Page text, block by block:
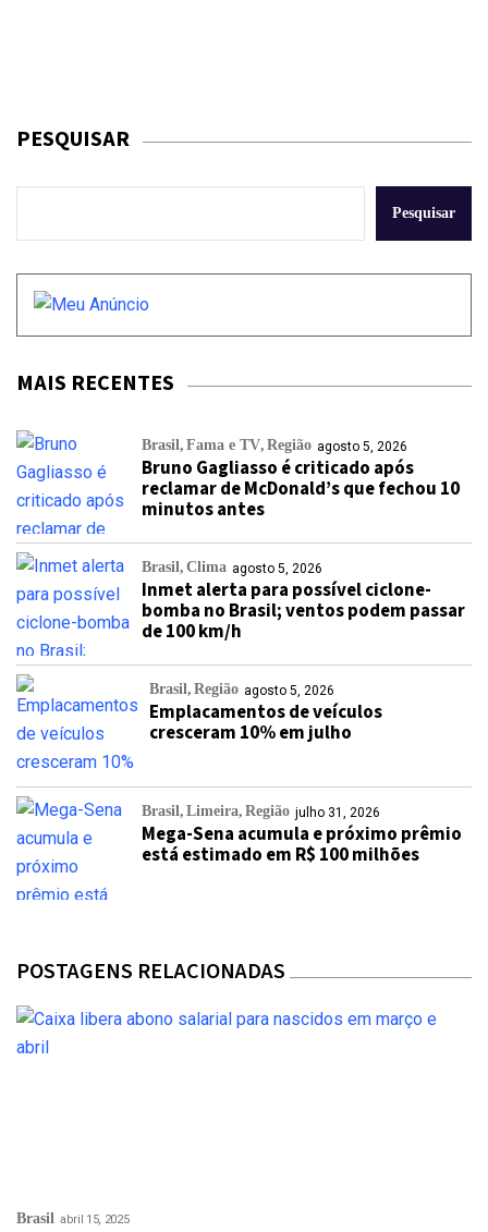
PESQUISAR
Pesquisar
MAIS RECENTES
Brasil Fama e TV Região agosto 5, 2026
Bruno Gagliasso é criticado após
reclamar de McDonald’s que fechou 10
minutos antes
Brasil Clima agosto 5, 2026
Inmet alerta para possível ciclone-
bomba no Brasil; ventos podem passar
de 100 km/h
Brasil Região agosto 5, 2026
Emplacamentos de veículos
cresceram 10% em julho
Brasil Limeira Região julho 31, 2026
Mega-Sena acumula e próximo prêmio
está estimado em R$ 100 milhões
POSTAGENS RELACIONADAS
Brasil abril 15, 2025